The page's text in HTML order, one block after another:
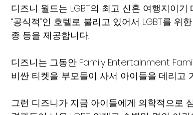
디즈니 월드는 LGBT의 최고 신혼 여행지이
“공식적”인 호텔로 불리고 있어서 LGBT를 위
종 등을 제공합니다.
디즈니는 그동안 Family Entertainment
비싼 티켓을 부모들이 사서 아이들을 데리고
그런 디즈니가 지금 아이들에게 의학적으로